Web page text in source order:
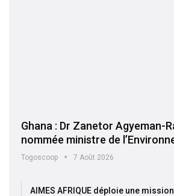
Ghana : Dr Zanetor Agyeman-
nommée ministre de
Togoscoop 7 Août 2026
AIMES AFRIQUE déploie une